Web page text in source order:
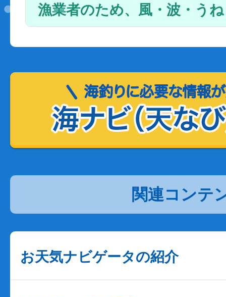
漁業者のため、風・波・う
関連コンテ
お天気ナビゲータの紹介